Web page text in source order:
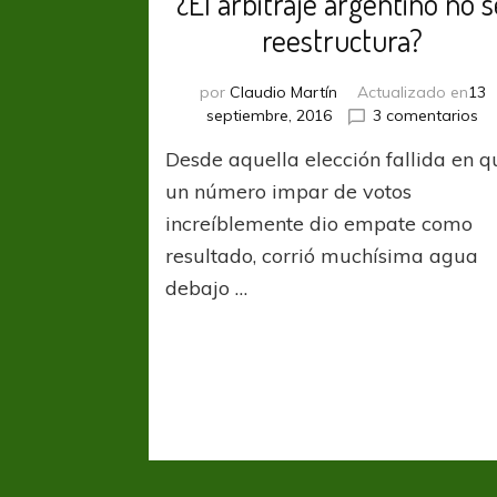
reestructura?
por Claudio Martín Actualizado en13
septiembre, 2016
3 comentarios
Desde aquella elección fallida en
un número impar de votos
increíblemente dio empate como
resultado, corrió muchísima agua
debajo …